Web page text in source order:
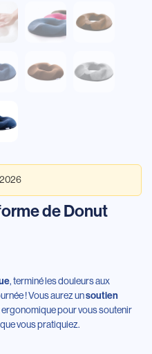
de Donut
, terminé les douleurs aux
! Vous aurez unsoutien
pour vous soutenir
vous pratiquiez.